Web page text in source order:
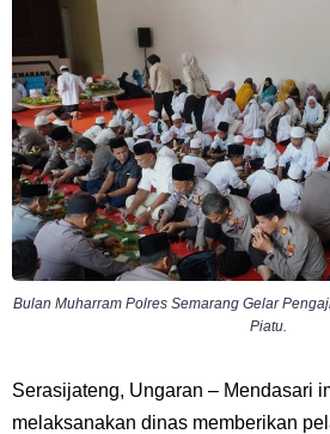
Bulan Muharram Polres Semarang Gelar
Piatu.
Serasijateng, Ungaran – Mendasari
melaksanakan dinas memberikan